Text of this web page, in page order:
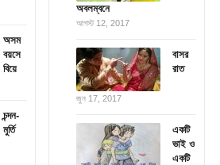
অসম
বয়সে
বিয়ে
চন্দন-
মুর্তি
অবলম্বনে
আগস্ট 12, 2017
বাসর
রাত
জুন 17, 2017
একটি
ভাই ও
একটি